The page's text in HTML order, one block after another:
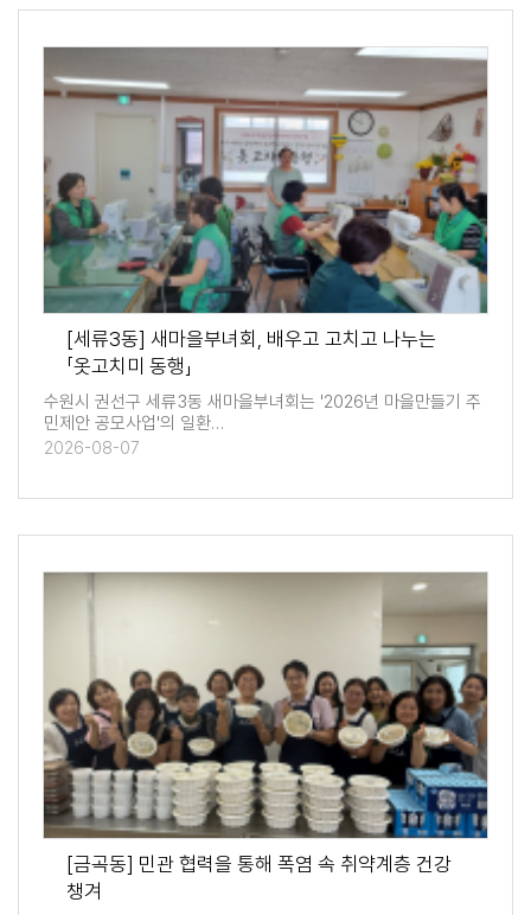
[세류3동] 새마을부녀회, 배우고 고치고 나누는
「옷고치미 동행」
수원시 권선구 세류3동 새마을부녀회는 '2026년 마을만들기 주
민제안 공모사업'의 일환…
2026-08-07
[금곡동] 민관 협력을 통해 폭염 속 취약계층 건강
챙겨